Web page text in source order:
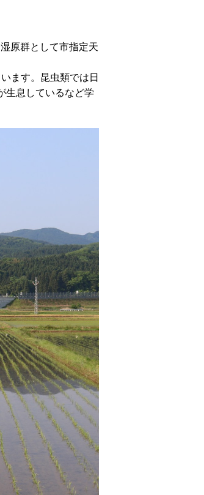
原群として市指定天
ます。昆虫類では日
生息しているなど学